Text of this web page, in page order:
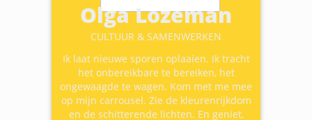
Olga Lozeman
CULTUUR & SAMENWERKEN
Ik laat nieuwe sporen oplaaien. Ik tracht
het onbereikbare te bereiken, het
ongewaagde te wagen. Kom met me mee
op mijn carrousel. Zie de kleurenrijkdom
en de schitterende lichten. En geniet,